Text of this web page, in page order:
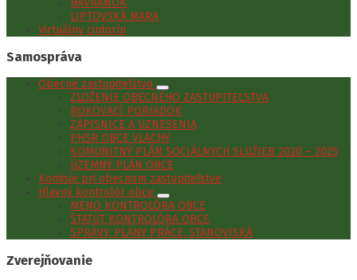
LIPTOVSKÁ MARA
Virtuálny cintorín
Samospráva
Obecné zastupiteľstvo
ZLOŽENIE OBECNÉHO ZASTUPITEĽSTVA
ROKOVACÍ PORIADOK
ZÁPISNICE A UZNESENIA
PHSR OBCE VLACHY
KOMUNITNÝ PLÁN SOCIÁLNYCH SLUŽIEB 2020 – 2025
ÚZEMNÝ PLÁN OBCE
Komisie pri obecnom zastupiteľstve
Hlavný kontrolór obce
MENO KONTROLÓRA OBCE
ŠTATÚT KONTROLÓRA OBCE
SPRÁVY, PLÁNY PRÁCE, STANOVISKÁ
Zverejňovanie